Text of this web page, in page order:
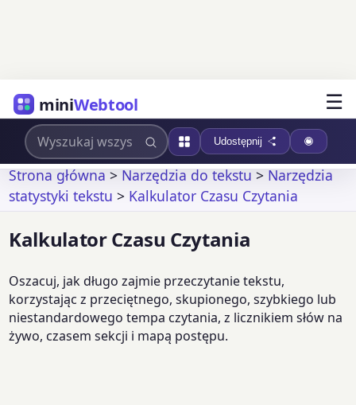
miniWebtool ☰
Udostępnij
Strona główna>Narzędzia do tekstu>Narzędzia
statystyki tekstu > Kalkulator Czasu Czytania
Kalkulator Czasu Czytania
Oszacuj, jak długo zajmie przeczytanie tekstu,
korzystając z przeciętnego, skupionego, szybkiego lub
niestandardowego tempa czytania, z licznikiem słów na
żywo, czasem sekcji i mapą postępu.